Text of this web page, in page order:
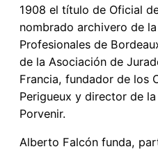
1908 el título de Oficial
nombrado archivero de
Profesionales de
de la Asociación de
Francia, fundador de los
Perigueux y director de
Porvenir.
Alberto Falcón funda,